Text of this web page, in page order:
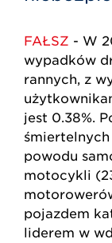
FAŁSZ - W
wypadków
rannych, z
jest 0.38%.
powodu
motocykli
pojazdem
liderem w